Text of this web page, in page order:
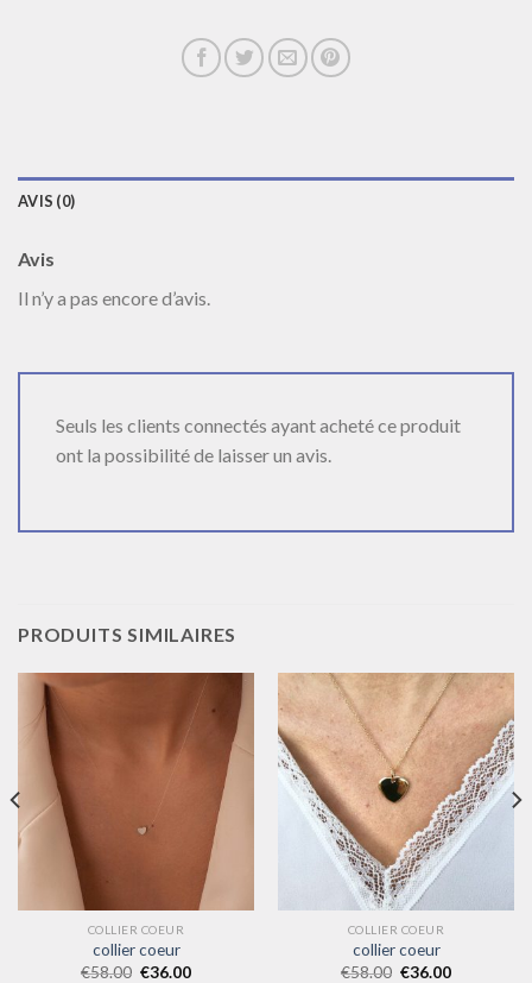
AVIS (0)
Avis
Il n’y a pas encore d’avis.
Seuls les clients connectés ayant acheté ce produit
ont la possibilité de laisser un avis.
PRODUITS SIMILAIRES
COLLIER COEUR
collier coeur
€58.00 €36.00
COLLIER COEUR
collier coeur
€58.00 €36.00